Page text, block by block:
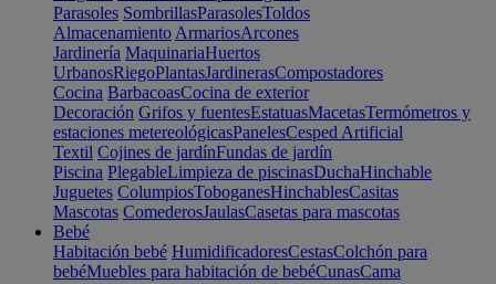
Parasoles SombrillasParasolesToldos
Almacenamiento ArmariosArcones
Jardinería MaquinariaHuertos
UrbanosRiegoPlantasJardinerasCompostadores
Cocina BarbacoasCocina de exterior
Decoración Grifos y fuentesEstatuasMacetasTermómetros y
estaciones metereológicasPanelesCesped Artificial
Textil Cojines de jardínFundas de jardín
Piscina PlegableLimpieza de piscinasDuchaHinchable
Juguetes ColumpiosToboganesHinchablesCasitas
Mascotas ComederosJaulasCasetas para mascotas
Bebé
Habitación bebé HumidificadoresCestasColchón para
bebéMuebles para habitación de bebéCunasCama